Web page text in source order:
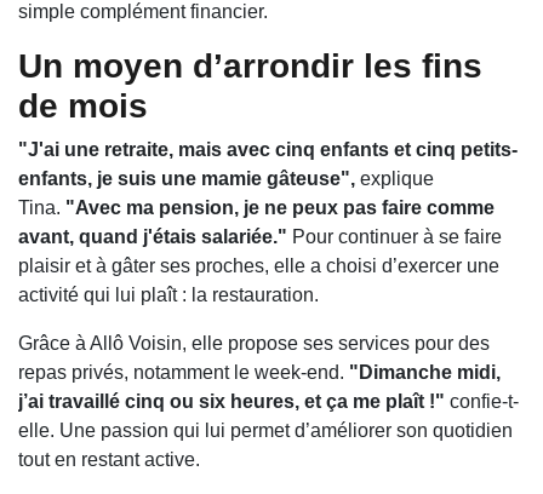
simple complément financier.
Un moyen d’arrondir les fins
de mois
"J'ai une retraite, mais avec cinq enfants et cinq petits-
enfants, je suis une mamie gâteuse", explique
Tina. "Avec ma pension, je ne peux pas faire comme
avant, quand j'étais salariée." Pour continuer à se faire
plaisir et à gâter ses proches, elle a choisi d’exercer une
activité qui lui plaît : la restauration.
Grâce à Allô Voisin, elle propose ses services pour des
repas privés, notamment le week-end. "Dimanche midi,
j’ai travaillé cinq ou six heures, et ça me plaît !" confie-t-
elle. Une passion qui lui permet d’améliorer son quotidien
tout en restant active.